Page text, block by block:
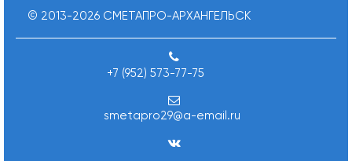
© 2013-2026 СМЕТАПРО-АРХАНГЕЛЬСК
+7 (952) 573-77-75
smetapro29@a-email.ru